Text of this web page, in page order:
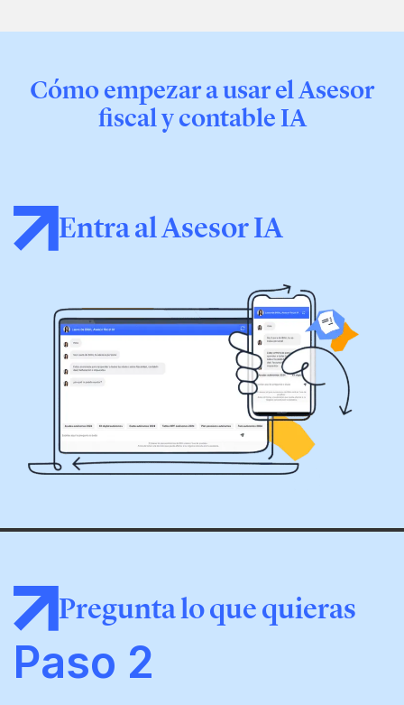
Cómo empezar a usar el Asesor
fiscal y contable IA
Entra al Asesor IA
Pregunta lo que quieras
Paso 2